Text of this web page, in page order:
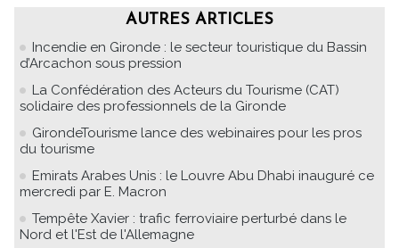
AUTRES ARTICLES
Incendie en Gironde : le secteur touristique du Bassin
d’Arcachon sous pression
La Confédération des Acteurs du Tourisme (CAT)
solidaire des professionnels de la Gironde
GirondeTourisme lance des webinaires pour les pros
du tourisme
Emirats Arabes Unis : le Louvre Abu Dhabi inauguré ce
mercredi par E. Macron
Tempête Xavier : trafic ferroviaire perturbé dans le
Nord et l'Est de l'Allemagne